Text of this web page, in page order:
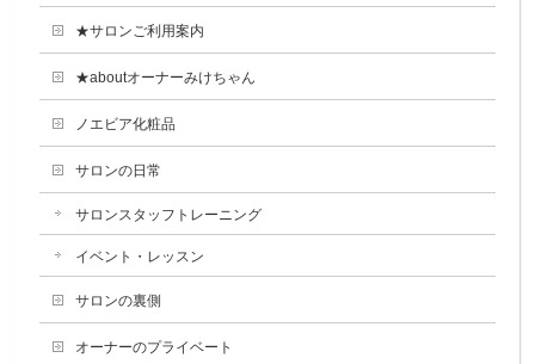
★サロンご利用案内
★aboutオーナーみけちゃん
ノエビア化粧品
サロンの日常
サロンスタッフトレーニング
イベント・レッスン
サロンの裏側
オーナーのプライベート